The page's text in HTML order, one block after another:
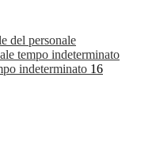
del personale
tempo indeterminato
indeterminato 16